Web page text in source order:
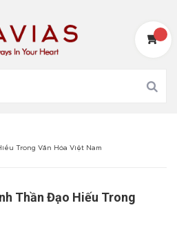
Trong Văn Hóa Việt Nam
Thần Đạo Hiếu Trong